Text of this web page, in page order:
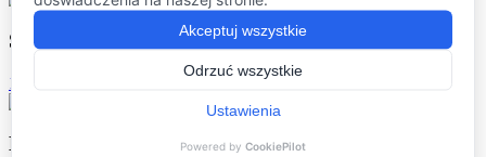
Stoliki kawowe (16)
16 products
Dodatki